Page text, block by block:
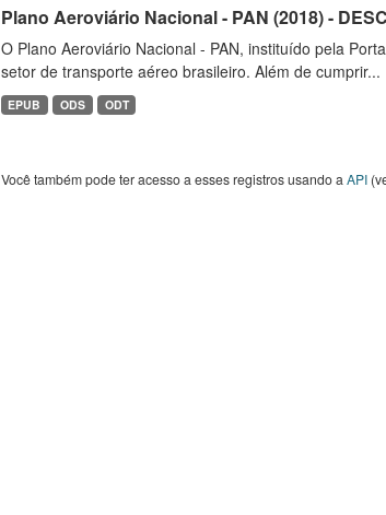
Plano Aeroviário Nacional - PAN (2018) -
O Plano Aeroviário Nacional - PAN, instituído pela
setor de transporte aéreo brasileiro. Além de cumprir...
EPUB ODS ODT
Você também pode ter acesso a esses registros usando a API